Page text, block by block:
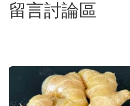
留言討論區